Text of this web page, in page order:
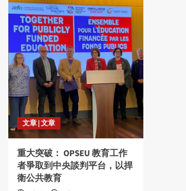
文章 | 文章
重大突破： OPSEU 教育工作
者爭取到中央談判平台，以捍
衛公共教育